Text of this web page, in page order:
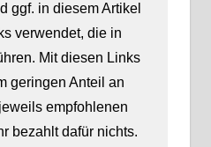
ggf. in diesem Artikel
verwendet, die in
Mit diesen Links
geringen Anteil an
empfohlenen
bezahlt dafür nichts.